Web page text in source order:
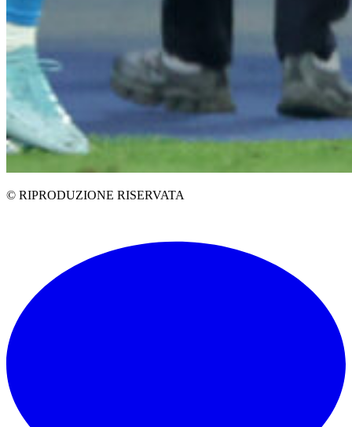
© RIPRODUZIONE RISERVATA